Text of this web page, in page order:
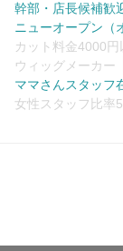
幹部・店長候補歓
ニューオープン（
カット料金4000円
ウィッグメーカー
ママさんスタッフ
女性スタッフ比率